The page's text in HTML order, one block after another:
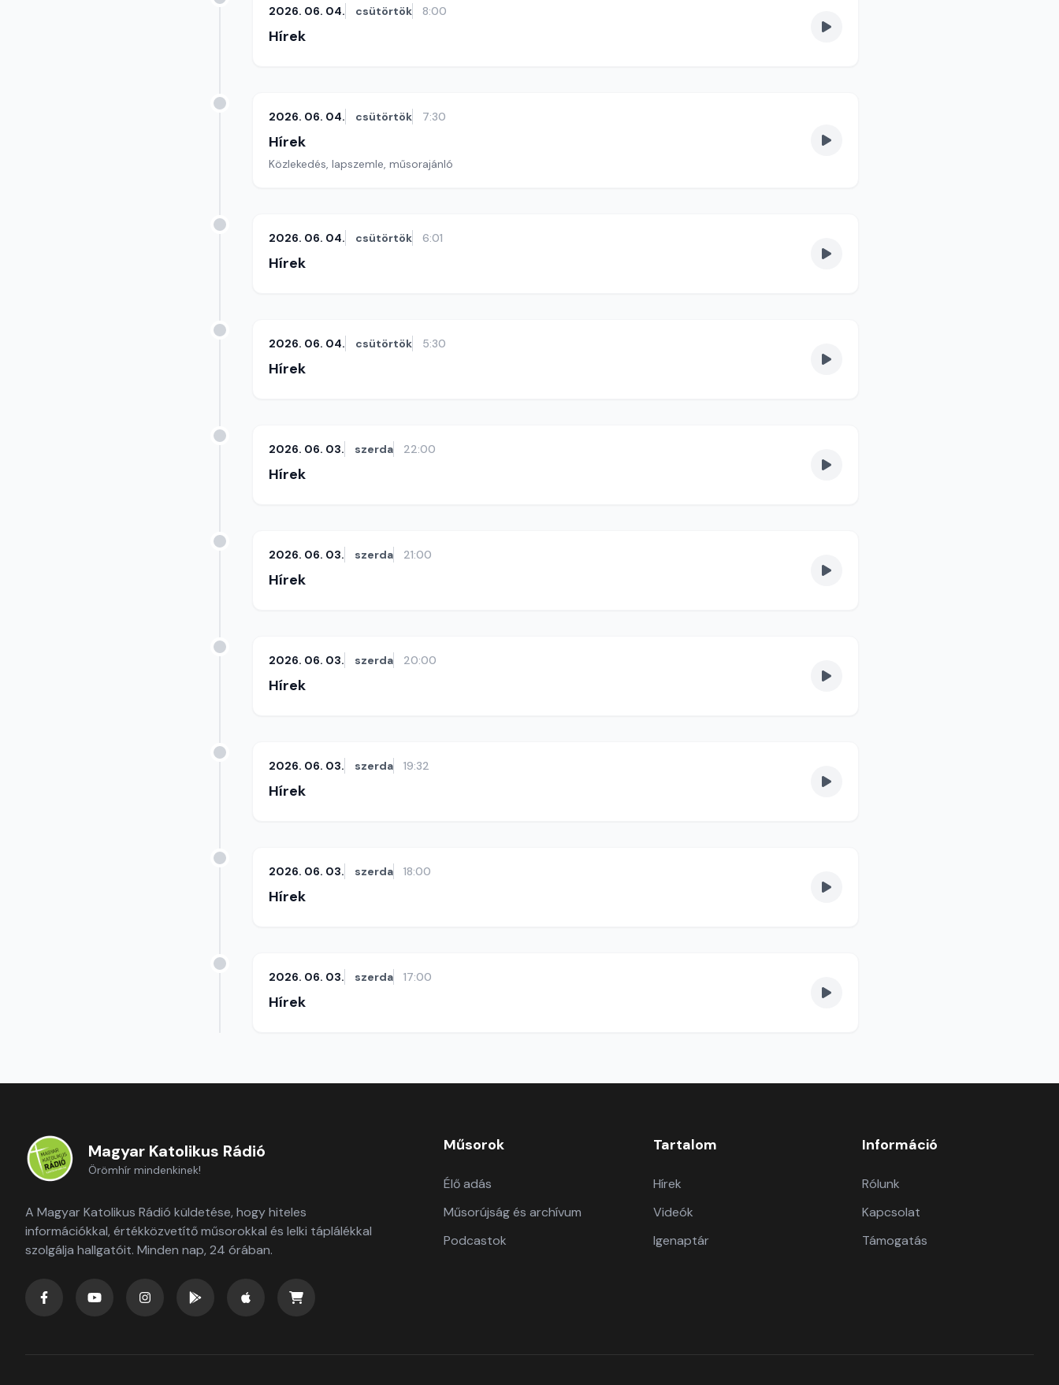
2026. 06. 04. csütörtök 8:00
Hírek
2026. 06. 04. csütörtök 7:30
Hírek
Közlekedés, lapszemle, műsorajánló
2026. 06. 04. csütörtök 6:01
Hírek
2026. 06. 04. csütörtök 5:30
Hírek
2026. 06. 03. szerda 22:00
Hírek
2026. 06. 03. szerda 21:00
Hírek
2026. 06. 03. szerda 20:00
Hírek
2026. 06. 03. szerda 19:32
Hírek
2026. 06. 03. szerda 18:00
Hírek
2026. 06. 03. szerda 17:00
Hírek
Magyar Katolikus Rádió
Örömhír mindenkinek!
A Magyar Katolikus Rádió küldetése, hogy hiteles
információkkal, értékközvetítő műsorokkal és lelki táplálékkal
szolgálja hallgatóit. Minden nap, 24 órában.
Műsorok
Élő adás
Műsorújság és archívum
Podcastok
Tartalom
Hírek
Videók
Igenaptár
Információ
Rólunk
Kapcsolat
Támogatás